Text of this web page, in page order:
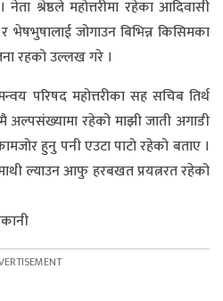
श्रेष्ठले महोत्तरीमा रहेका आदिवासी
भेषभुषालाई जोगाउन बिभिन्न किसिमका
रहको उल्लख गरे ।
परिषद महोत्तरीका सह सचिब तिर्थ
अल्पसंख्यामा रहेको माझी जाती अगाडी
हुनु पनी एउटा पाटो रहेको बताए ।
ल्याउन आफु हरबखत प्रयत्नरत रहेको